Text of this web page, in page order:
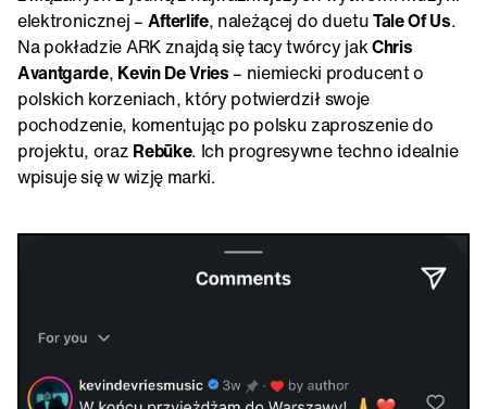
elektronicznej – Afterlife, należącej do duetuTale Of Us.
Na pokładzie ARK znajdą się tacy twórcy jakChris
Avantgarde, Kevin De Vries– niemiecki producent o
polskich korzeniach, który potwierdził swoje
pochodzenie, komentując po polsku zaproszenie do
projektu, oraz Rebūke. Ich progresywne techno idealnie
wpisuje się w wizję marki.